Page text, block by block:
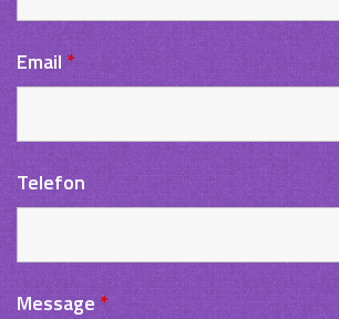
Email*
Telefon
Message*